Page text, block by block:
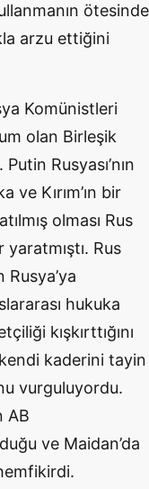
ötesinde
arzu ettiğini
Komünistleri
olan Birleşik
Rusyası’nın
Kırım’ın bir
olması Rus
Rus
Rusya’ya
hukuka
kışkırttığını
kaderini tayin
vurguluyordu.
AB
ve Maidan’da